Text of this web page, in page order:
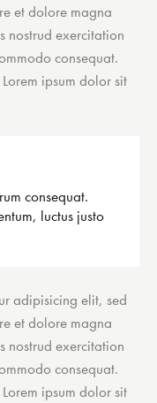
et dolore magna
nostrud exercitation
consequat.
ipsum dolor sit
consequat.
luctus justo
adipisicing elit, sed
et dolore magna
nostrud exercitation
consequat.
ipsum dolor sit